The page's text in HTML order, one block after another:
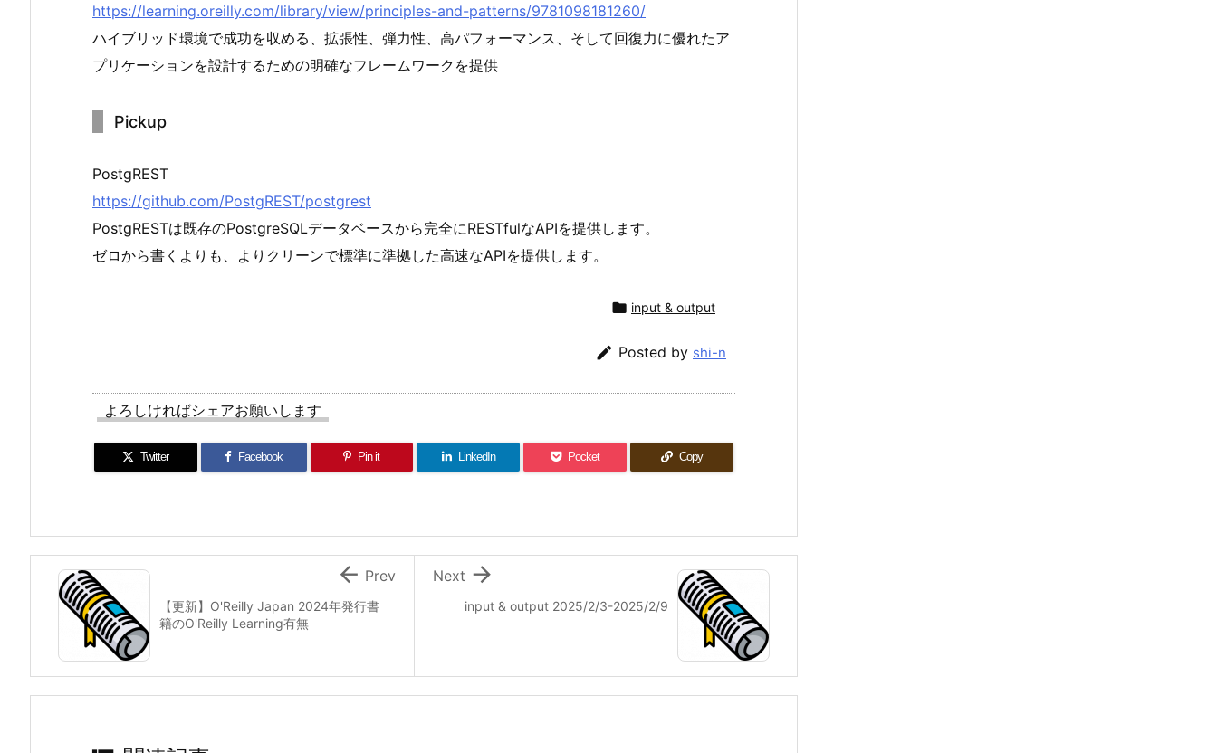
https://learning.oreilly.com/library/view/principles-and-patterns/9781098181260/
ハイブリッド環境で成功を収める、拡張性、弾力性、高パフォーマンス、そして回復力に優れたア
プリケーションを設計するための明確なフレームワークを提供
Pickup
PostgREST
https://github.com/PostgREST/postgrest
PostgRESTは既存のPostgreSQLデータベースから完全にRESTfulなAPIを提供します。
ゼロから書くよりも、よりクリーンで標準に準拠した高速なAPIを提供します。
 input & output
 Posted by shi-n
よろしければシェアお願いします
Twitter Facebook Pin it LinkedIn Pocket Copy
input & output 2025/2/3-2025/2/9

Next
【更新】O'Reilly Japan 2024年発行書
籍のO'Reilly Learning有無
 Prev